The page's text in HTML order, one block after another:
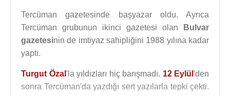
Tercüman gazetesinde başyazar oldu. Ayrıca
Tercüman grubunun ikinci gazetesi olan
Bulvar
gazetesinin de imtiyaz sahipliğini 1988 yılına kadar
yaptı.
Turgut Özal 'la yıldızları hiç barışmadı. 12 Eylül 'den
sonra Tercüman'da yazdığı sert yazılarla tepki çekti.